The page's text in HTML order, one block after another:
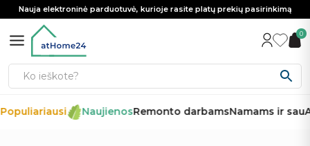
Nauja elektroninė parduotuvė, kurioje rasite platų prekių pasirinkimą
0
NaujienosRemonto darbamsNamams ir sau